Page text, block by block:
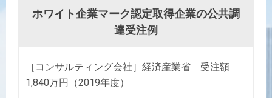
ホワイト企業マーク認定取得企業の公共調
達受注例
［コンサルティング会社］経済産業省 受注額
1,840万円（2019年度）